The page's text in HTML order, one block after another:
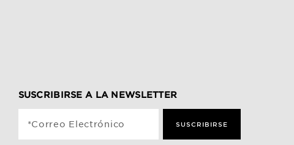
SUSCRIBIRSE A LA NEWSLETTER
*Correo Electrónico SUSCRIBIRSE